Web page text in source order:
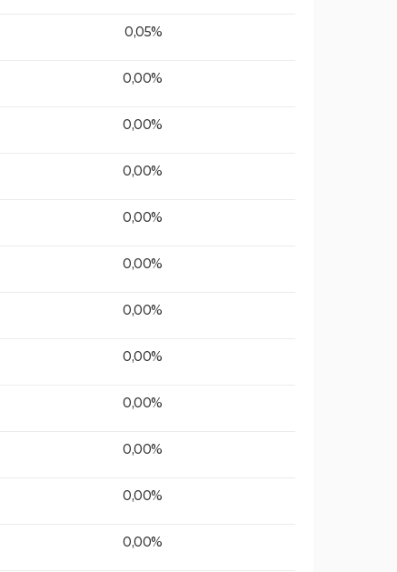
0,05%
0,00%
0,00%
0,00%
0,00%
0,00%
0,00%
0,00%
0,00%
0,00%
0,00%
0,00%